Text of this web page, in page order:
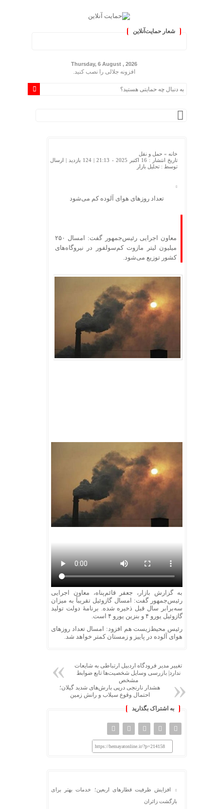
شعار حمایت‌آنلاین
Thursday, 6 August , 2026
افزونه جلالی را نصب کنید.
خانه » حمل و نقل
تاریخ انتشار : 16 اکتبر 2025 - 21:13 |
124 بازدید
| ارسال
توسط : تحلیل بازار
تعداد روزهای هوای آلوده کم می‌شود
معاون اجرایی رئیس‌جمهور گفت: امسال ۲۵۰
میلیون لیتر مازوت کم‌سولفور در نیروگاه‌های
کشور توزیع می‌شود.
به گزارش بازار، جعفر قائم‌پناه، معاون اجرایی
رئیس‌جمهور گفت: امسال گازوئیل تقریباً به میزان
سه‌برابر سال قبل ذخیره شده. برنامۀ دولت تولید
گازوئیل یورو ۴ و بنزین یورو ۴ است.
رئیس محیط‌زیست هم افزود: امسال تعداد روزهای
هوای آلوده در پاییز و زمستان کمتر خواهد شد.
تغییر مدیر فرودگاه اردبیل ارتباطی به شایعات
ندارد| بازرسی وسایل شخصیت‌ها تابع ضوابط
مشخص
هشدار نارنجی درپی بارش‌های شدید گیلان؛
احتمال وقوع سیلاب و رانش زمین
به اشتراک بگذارید
https://hemayatonline.ir/?p=214158
افزایش ظرفیت قطارهای اربعین؛ خدمات بهتر برای
بازگشت زائران